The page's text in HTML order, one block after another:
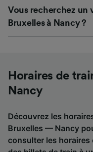
Vous recherchez un
Bruxelles à Nancy ?
Horaires de
Nancy
Découvrez les
Bruxelles — Nancy
consulter les